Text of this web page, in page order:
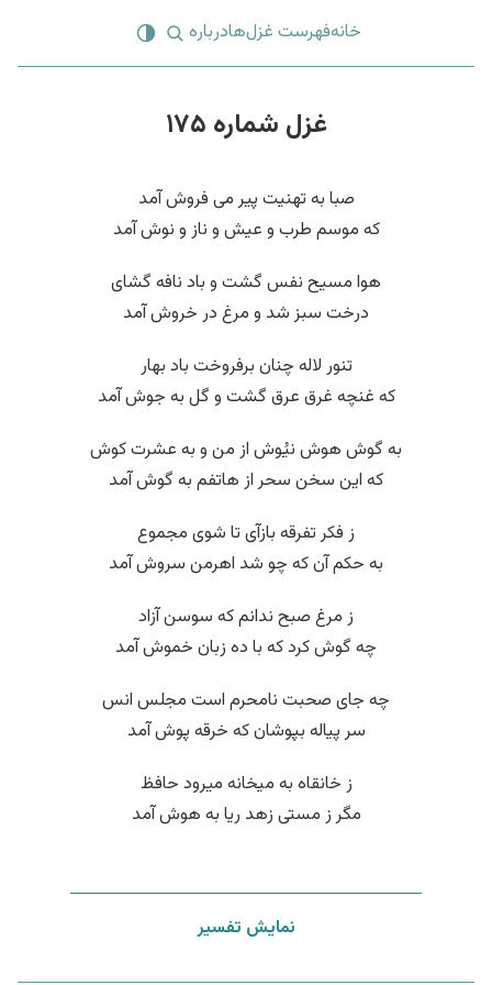
خانهفهرست غزل‌هادرباره
غزل شماره ۱۷۵
صبا به تهنیت پیر می فروش آمد
که موسم طرب و عیش و ناز و نوش آمد
هوا مسیح نفس گشت و باد نافه گشای
درخت سبز شد و مرغ در خروش آمد
تنور لاله چنان برفروخت باد بهار
که غنچه غرق عرق گشت و گل به جوش آمد
به گوش هوش نیُوش از من و به عشرت کوش
که این سخن سحر از هاتفم به گوش آمد
ز فکر تفرقه بازآی تا شوی مجموع
به حکم آن که چو شد اهرمن سروش آمد
ز مرغ صبح ندانم که سوسن آزاد
چه گوش کرد که با ده زبان خموش آمد
چه جای صحبت نامحرم است مجلس انس
سر پیاله بپوشان که خرقه پوش آمد
ز خانقاه به میخانه میرود حافظ
مگر ز مستی زهد ریا به هوش آمد
نمایش تفسیر